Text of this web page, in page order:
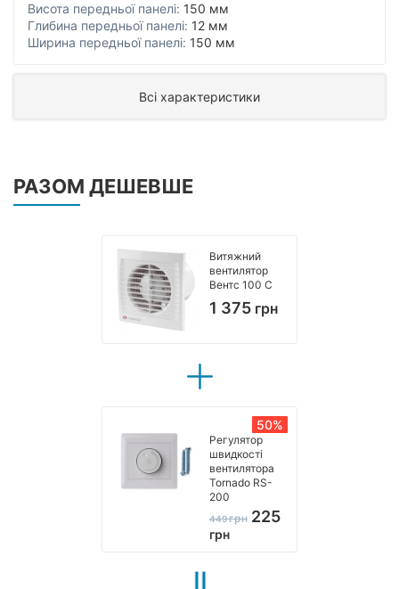
Висота передньої панелі: 150 мм
Глибина передньої панелі: 12 мм
Ширина передньої панелі: 150 мм
Всі характеристики
РАЗОМ ДЕШЕВШЕ
Витяжний
вентилятор
Вентс 100 С
1 375 грн
50%
Регулятор
швидкості
вентилятора
Tornado RS-
200
449грн 225
грн